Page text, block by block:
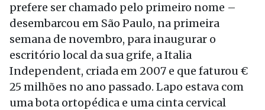
prefere ser chamado pelo primeiro nome –
desembarcou em São Paulo, na primeira
semana de novembro, para inaugurar o
escritório local da sua grife, a Italia
Independent, criada em 2007 e que faturou €
25 milhões no ano passado. Lapo estava com
uma bota ortopédica e uma cinta cervical